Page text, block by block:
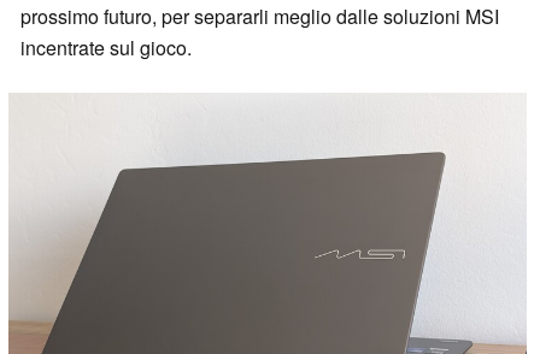
prossimo futuro, per separarli meglio dalle soluzioni MSI
incentrate sul gioco.